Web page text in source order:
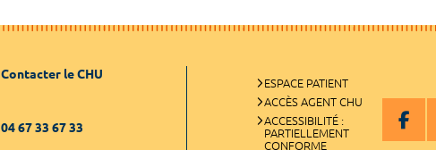
Contacter le CHU
04 67 33 67 33
ESPACE PATIENT
ACCÈS AGENT CHU
ACCESSIBILITÉ :
PARTIELLEMENT
CONFORME